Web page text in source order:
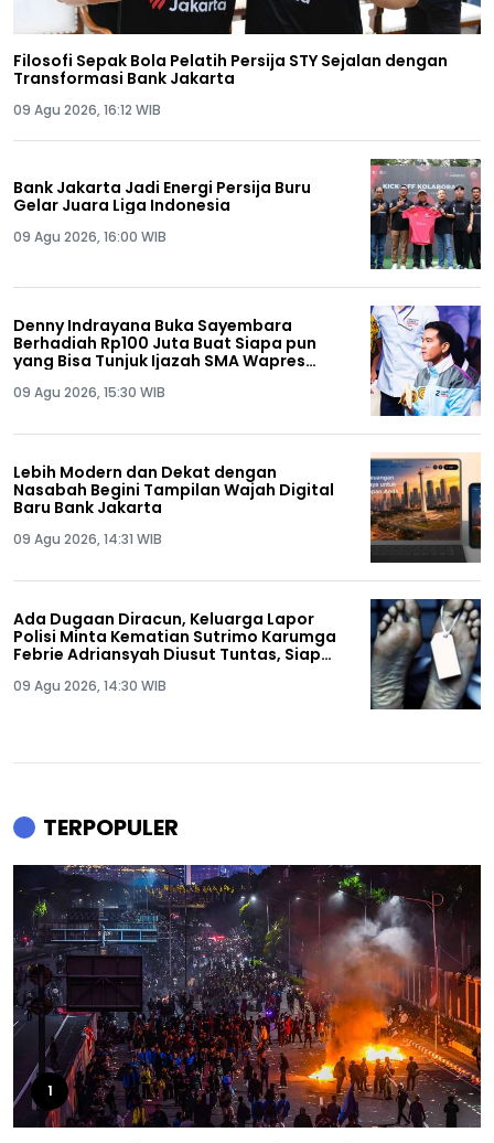
Filosofi Sepak Bola Pelatih Persija STY Sejalan dengan
Transformasi Bank Jakarta
09 Agu 2026, 16:12 WIB
Bank Jakarta Jadi Energi Persija Buru
Gelar Juara Liga Indonesia
09 Agu 2026, 16:00 WIB
Denny Indrayana Buka Sayembara
Berhadiah Rp100 Juta Buat Siapa pun
yang Bisa Tunjuk Ijazah SMA Wapres
09 Agu 2026, 15:30 WIB
Lebih Modern dan Dekat dengan
Nasabah Begini Tampilan Wajah Digital
Baru Bank Jakarta
09 Agu 2026, 14:31 WIB
Ada Dugaan Diracun, Keluarga Lapor
Polisi Minta Kematian Sutrimo Karumga
Febrie Adriansyah Diusut Tuntas, Siap
09 Agu 2026, 14:30 WIB
TERPOPULER
1